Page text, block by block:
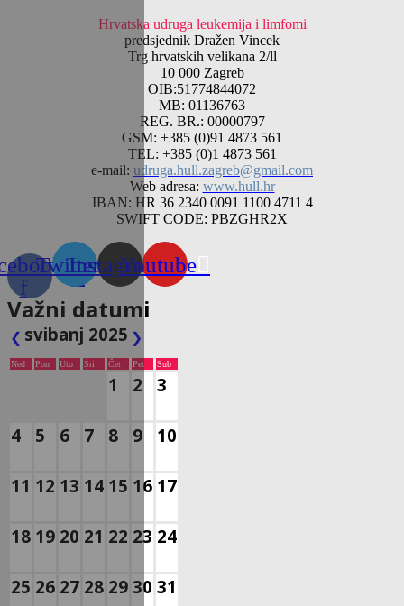
Hrvatska udruga leukemija i limfomi
predsjednik Dražen Vincek
Trg hrvatskih velikana 2/ll
10 000 Zagreb
OIB:51774844072
MB: 01136763
REG. BR.: 00000797
GSM: +385 (0)91 4873 561
TEL: +385 (0)1 4873 561
e-mail: udruga.hull.zagreb@gmail.com
Web adresa: www.hull.hr
IBAN: HR 36 2340 0091 1100 4711 4
SWIFT CODE: PBZGHR2X
f
TwitterInstagramYoutube
Važni datumi
❮ svibanj 2025 ❯
Ned Pon Uto Sri Čet Pet Sub
1 2 3
4 5 6 7 8 9 10
11 12 13 14 15 16 17
18 19 20 21 22 23 24
25 26 27 28 29 30 31